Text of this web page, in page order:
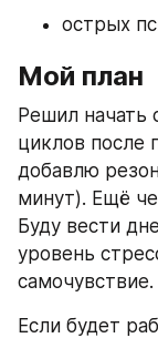
острых
Мой план
Решил начать
циклов после
добавлю
минут). Ещё
Буду вести
уровень
самочувствие.
Если будет